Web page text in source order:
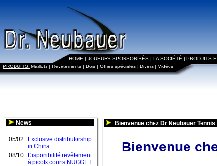
HOME | JOUEURS SPONSORISÉS | LA SOCIÉTÉ | PRODUITS
PRODUITS: Maillots | Revêtements | Bois | Offres spéciales | Divers | Vidéos
News
05/02
Exclusive distributorship
in China
08/10
Disponibilité revêtement
à picots courts NUGGET
Bienvenue chez Dr Neubauer Tennis
Bienvenue